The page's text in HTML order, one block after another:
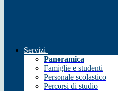
Servizi
Panoramica
Famiglie e studenti
Personale scolastico
Percorsi di studio